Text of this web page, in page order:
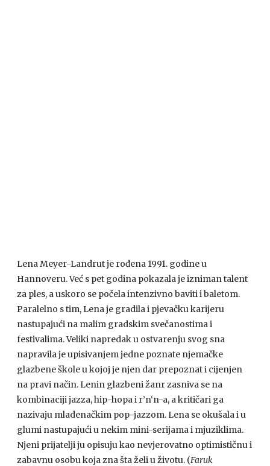
Lena Meyer-Landrut je rođena 1991. godine u
Hannoveru. Već s pet godina pokazala je izniman talent
za ples, a uskoro se počela intenzivno baviti i baletom.
Paralelno s tim, Lena je gradila i pjevačku karijeru
nastupajući na malim gradskim svečanostima i
festivalima. Veliki napredak u ostvarenju svog sna
napravila je upisivanjem jedne poznate njemačke
glazbene škole u kojoj je njen dar prepoznat i cijenjen
na pravi način. Lenin glazbeni žanr zasniva se na
kombinaciji jazza, hip-hopa i r’n‘n-a, a kritičari ga
nazivaju mladenačkim pop-jazzom. Lena se okušala i u
glumi nastupajući u nekim mini-serijama i mjuziklima.
Njeni prijatelji ju opisuju kao nevjerovatno optimističnu i
zabavnu osobu koja zna šta želi u životu. (Faruk